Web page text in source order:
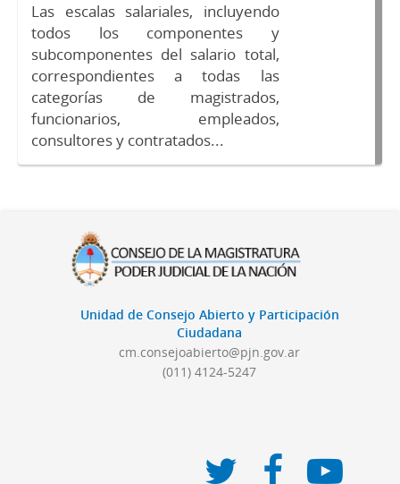
Las escalas salariales, incluyendo
todos los componentes y
subcomponentes del salario total,
correspondientes a todas las
categorías de magistrados,
funcionarios, empleados,
consultores y contratados...
Unidad de Consejo Abierto y Participación
Ciudadana
cm.consejoabierto@pjn.gov.ar
(011) 4124-5247